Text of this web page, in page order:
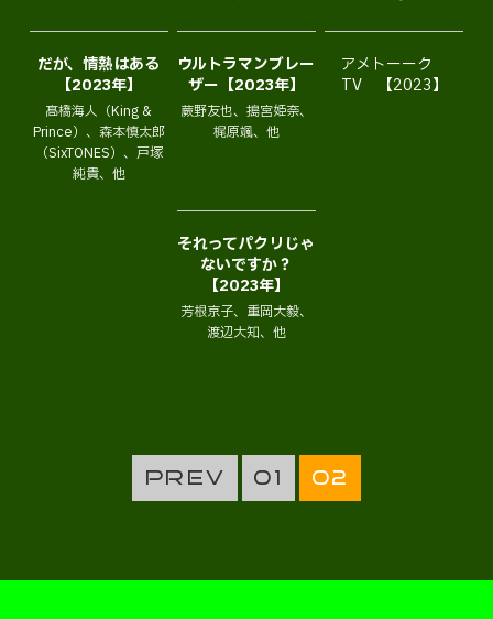
だが、情熱はある
【2023年】
髙橋海人（King &
Prince）、森本慎太郎
（SixTONES）、戸塚
純貴、他
ウルトラマンブレー
ザー【2023年】
蕨野友也、搗宮姫奈、
梶原颯、他
アメトーーク
TV 【2023】
それってパクリじゃ
ないですか？
【2023年】
芳根京子、重岡大毅、
渡辺大知、他
PREV 01 02